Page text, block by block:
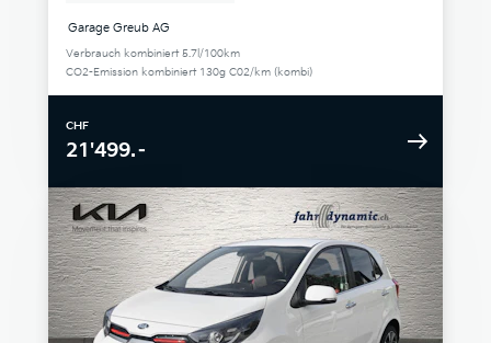
Garage Greub AG
Verbrauch kombiniert 5.7l/100km
CO2-Emission kombiniert 130g C02/km (kombi)
CHF
21'499.–